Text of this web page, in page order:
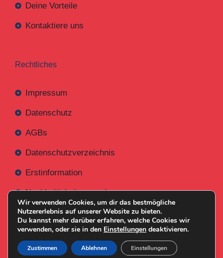
Deine Vorteile
Kontaktiere uns
Rechtliches
Impressum
Datenschutz
AGBs
Datenschutzverzeichnis
Erstinformation
Nachhaltigkeitsverordnung
Mit Erstellt NR-Webservices.de© 2026
Wir verwenden Cookies, um dir das bestmögliche
Nutzererlebnis auf unserer Website zu bieten.
Du kannst mehr darüber erfahren, welche Cookies wir
verwenden, oder sie in den Einstellungen deaktivieren.
Zustimmen Ablehnen Einstellungen